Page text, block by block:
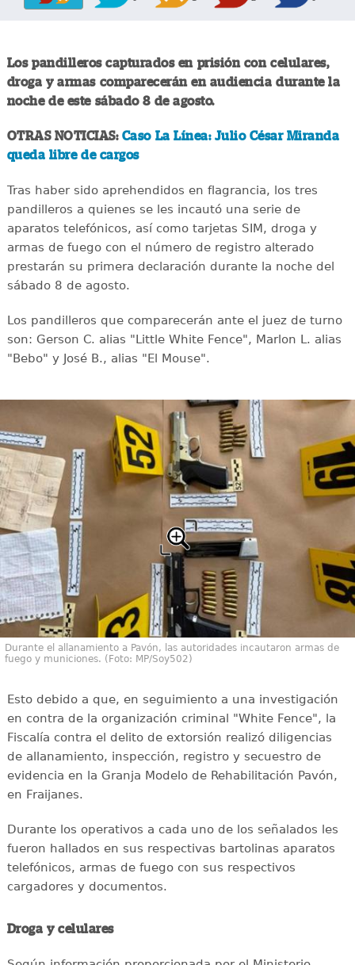
Los pandilleros capturados en prisión con celulares,
droga y armas comparecerán en audiencia durante la
noche de este sábado 8 de agosto.
OTRAS NOTICIAS: Caso La Línea: Julio César Miranda
queda libre de cargos
Tras haber sido aprehendidos en flagrancia, los tres
pandilleros a quienes se les incautó una serie de
aparatos telefónicos, así como tarjetas SIM, droga y
armas de fuego con el número de registro alterado
prestarán su primera declaración durante la noche del
sábado 8 de agosto.
Los pandilleros que comparecerán ante el juez de turno
son: Gerson C. alias "Little White Fence", Marlon L. alias
"Bebo" y José B., alias "El Mouse".
Durante el allanamiento a Pavón, las autoridades incautaron armas de
fuego y municiones. (Foto: MP/Soy502)
Esto debido a que, en seguimiento a una investigación
en contra de la organización criminal "White Fence", la
Fiscalía contra el delito de extorsión realizó diligencias
de allanamiento, inspección, registro y secuestro de
evidencia en la Granja Modelo de Rehabilitación Pavón,
en Fraijanes.
Durante los operativos a cada uno de los señalados les
fueron hallados en sus respectivas bartolinas aparatos
telefónicos, armas de fuego con sus respectivos
cargadores y documentos.
Droga y celulares